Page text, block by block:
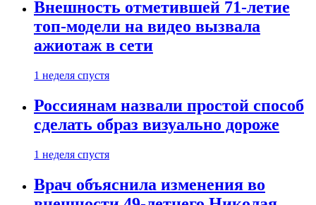
Внешность отметившей 71-летие
топ-модели на видео вызвала
ажиотаж в сети
1 неделя спустя
Россиянам назвали простой способ
сделать образ визуально дороже
1 неделя спустя
Врач объяснила изменения во